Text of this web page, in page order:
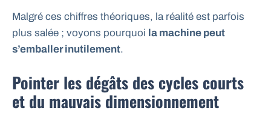
Malgré ces chiffres théoriques, la réalité est parfois
plus salée ; voyons pourquoi la machine peut
s’emballer inutilement.
Pointer les dégâts des cycles courts
et du mauvais dimensionnement